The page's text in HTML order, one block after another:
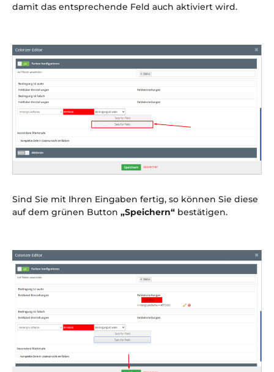
damit das entsprechende Feld auch aktiviert wird.
Sind Sie mit Ihren Eingaben fertig, so können Sie diese
auf dem grünen Button „Speichern“ bestätigen.